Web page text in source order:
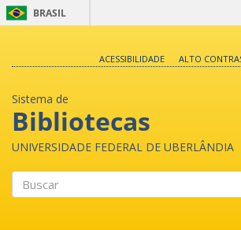
BRASIL
ACESSIBILIDADE
ALTO
Sistema de
Bibliotecas
UNIVERSIDADE FEDERAL DE UBERLÂNDIA